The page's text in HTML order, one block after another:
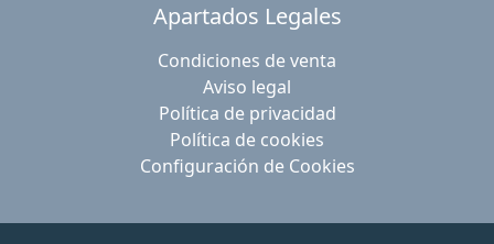
Apartados Legales
Condiciones de venta
Aviso legal
Política de privacidad
Política de cookies
Configuración de Cookies